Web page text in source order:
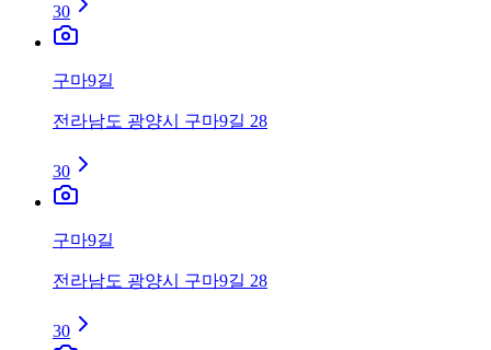
30
구마9길
전라남도 광양시 구마9길 28
30
구마9길
전라남도 광양시 구마9길 28
30